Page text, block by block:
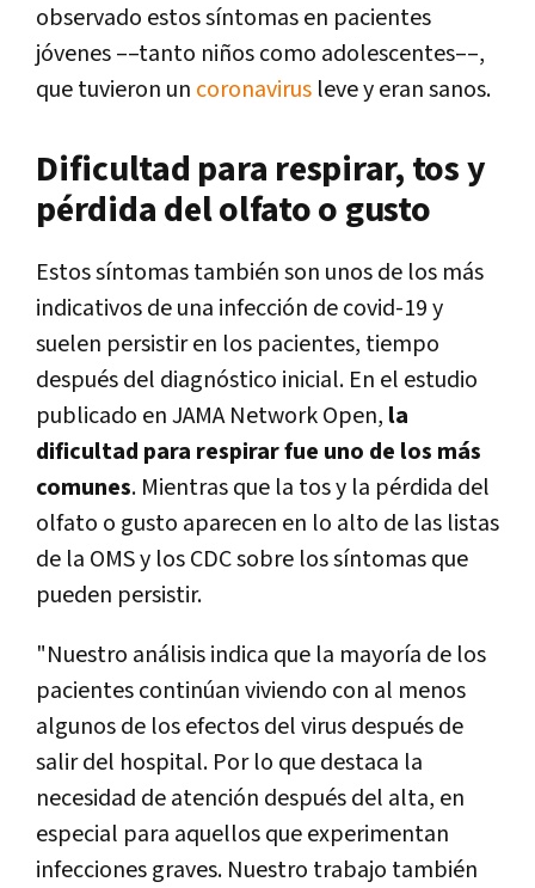
observado estos síntomas en pacientes
jóvenes ––tanto niños como adolescentes––,
que tuvieron un coronavirus leve y eran sanos.
Dificultad para respirar, tos y
pérdida del olfato o gusto
Estos síntomas también son unos de los más
indicativos de una infección de covid-19 y
suelen persistir en los pacientes, tiempo
después del diagnóstico inicial. En el estudio
publicado en JAMA Network Open, la
dificultad para respirar fue uno de los más
comunes. Mientras que la tos y la pérdida del
olfato o gusto aparecen en lo alto de las listas
de la OMS y los CDC sobre los síntomas que
pueden persistir.
"Nuestro análisis indica que la mayoría de los
pacientes continúan viviendo con al menos
algunos de los efectos del virus después de
salir del hospital. Por lo que destaca la
necesidad de atención después del alta, en
especial para aquellos que experimentan
infecciones graves. Nuestro trabajo también